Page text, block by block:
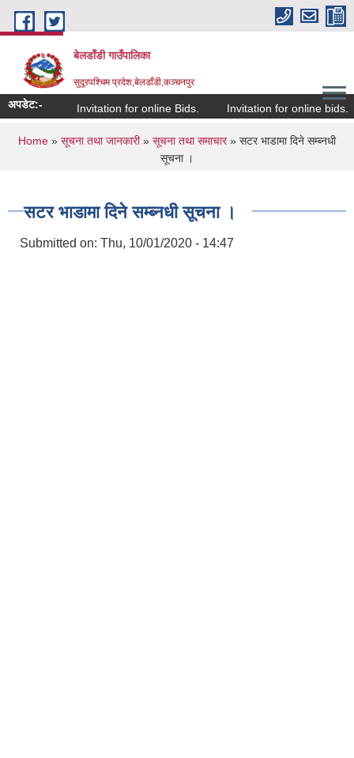
Skip to main content
बेलडाँडी गाउँपालिका
सुदूरपश्चिम प्रदेश,बेलडाँडी,कञ्चनपुर
अपडेट:- Invitation for online Bids. Invitation for online bids.
You are here
Home » सूचना तथा जानकारी» सूचना तथा समाचार» सटर भाडामा दिने सम्ब्नधी
सूचना ।
सटर भाडामा दिने सम्ब्नधी सूचना ।
Submitted on: Thu, 10/01/2020 - 14:47